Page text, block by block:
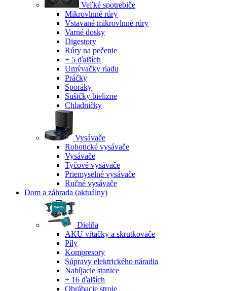
Veľké spotrebiče
Mikrovlnné rúry
Vstavané mikrovlnné rúry
Varné dosky
Digestory
Rúry na pečenie
+ 5 ďalších
Umývačky riadu
Práčky
Sporáky
Sušičky bielizne
Chladničky
Vysávače
Robotické vysávače
Vysávače
Tyčové vysávače
Priemyselné vysávače
Ručné vysávače
Dom a záhrada (aktuálny)
Dielňa
AKU vŕtačky a skrutkovače
Píly
Kompresory
Súpravy elektrického náradia
Nabíjacie stanice
+ 16 ďalších
Obrábacie stroje